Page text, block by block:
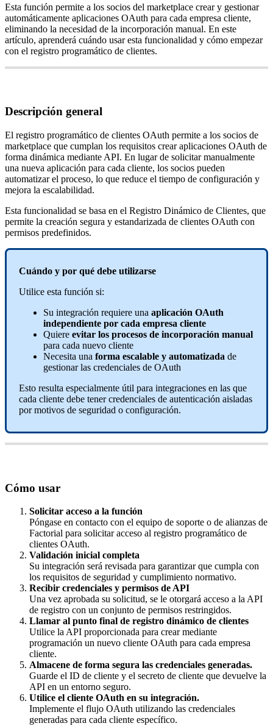
Esta función permite a los socios del marketplace crear y gestionar
automáticamente aplicaciones OAuth para cada empresa cliente,
eliminando la necesidad de la incorporación manual. En este
artículo, aprenderá cuándo usar esta funcionalidad y cómo empezar
con el registro programático de clientes.
Descripción general
El registro programático de clientes OAuth permite a los socios de
marketplace que cumplan los requisitos crear aplicaciones OAuth de
forma dinámica mediante API. En lugar de solicitar manualmente
una nueva aplicación para cada cliente, los socios pueden
automatizar el proceso, lo que reduce el tiempo de configuración y
mejora la escalabilidad.
Esta funcionalidad se basa en el Registro Dinámico de Clientes, que
permite la creación segura y estandarizada de clientes OAuth con
permisos predefinidos.
Cuándo y por qué debe utilizarse
Utilice esta función si:
Su integración requiere una aplicación OAuth
independiente por cada empresa cliente
Quiere evitar los procesos de incorporación manual
para cada nuevo cliente
Necesita una forma escalable y automatizada de
gestionar las credenciales de OAuth
Esto resulta especialmente útil para integraciones en las que
cada cliente debe tener credenciales de autenticación aisladas
por motivos de seguridad o configuración.
Cómo usar
Solicitar acceso a la función
Póngase en contacto con el equipo de soporte o de alianzas de
Factorial para solicitar acceso al registro programático de
clientes OAuth.
Validación inicial completa
Su integración será revisada para garantizar que cumpla con
los requisitos de seguridad y cumplimiento normativo.
Recibir credenciales y permisos de API
Una vez aprobada su solicitud, se le otorgará acceso a la API
de registro con un conjunto de permisos restringidos.
Llamar al punto final de registro dinámico de clientes
Utilice la API proporcionada para crear mediante
programación un nuevo cliente OAuth para cada empresa
cliente.
Almacene de forma segura las credenciales generadas.
Guarde el ID de cliente y el secreto de cliente que devuelve la
API en un entorno seguro.
Utilice el cliente OAuth en su integración.
Implemente el flujo OAuth utilizando las credenciales
generadas para cada cliente específico.